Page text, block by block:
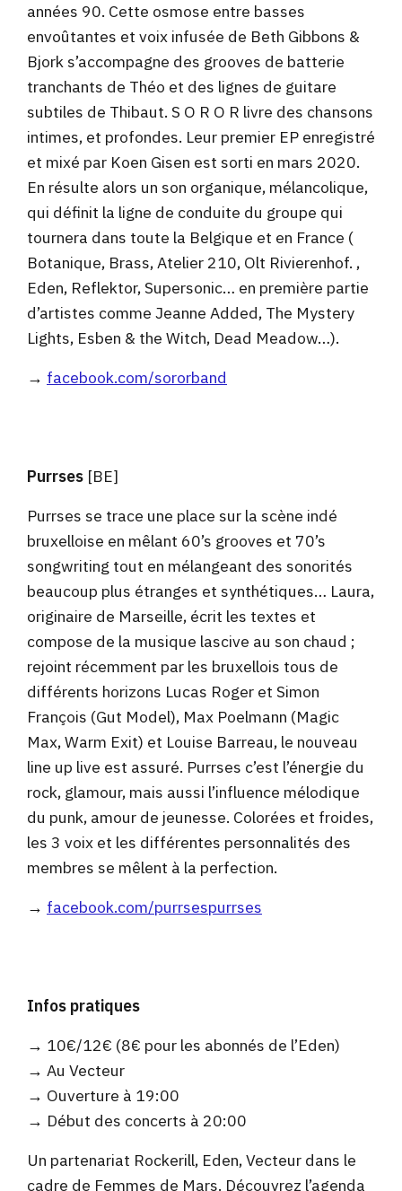
années 90. Cette osmose entre basses
envoûtantes et voix infusée de Beth Gibbons &
Bjork s’accompagne des grooves de batterie
tranchants de Théo et des lignes de guitare
subtiles de Thibaut. S O R O R livre des chansons
intimes, et profondes. Leur premier EP enregistré
et mixé par Koen Gisen est sorti en mars 2020.
En résulte alors un son organique, mélancolique,
qui définit la ligne de conduite du groupe qui
tournera dans toute la Belgique et en France (
Botanique, Brass, Atelier 210, Olt Rivierenhof. ,
Eden, Reflektor, Supersonic… en première partie
d’artistes comme Jeanne Added, The Mystery
Lights, Esben & the Witch, Dead Meadow…).
→ facebook.com/sororband
Purrses [BE]
Purrses se trace une place sur la scène indé
bruxelloise en mêlant 60’s grooves et 70’s
songwriting tout en mélangeant des sonorités
beaucoup plus étranges et synthétiques… Laura,
originaire de Marseille, écrit les textes et
compose de la musique lascive au son chaud ;
rejoint récemment par les bruxellois tous de
différents horizons Lucas Roger et Simon
François (Gut Model), Max Poelmann (Magic
Max, Warm Exit) et Louise Barreau, le nouveau
line up live est assuré. Purrses c’est l’énergie du
rock, glamour, mais aussi l’influence mélodique
du punk, amour de jeunesse. Colorées et froides,
les 3 voix et les différentes personnalités des
membres se mêlent à la perfection.
→ facebook.com/purrsespurrses
Infos pratiques
→ 10€/12€ (8€ pour les abonnés de l’Eden)
→ Au Vecteur
→ Ouverture à 19:00
→ Début des concerts à 20:00
Un partenariat Rockerill, Eden, Vecteur dans le
cadre de Femmes de Mars. Découvrez l’agenda